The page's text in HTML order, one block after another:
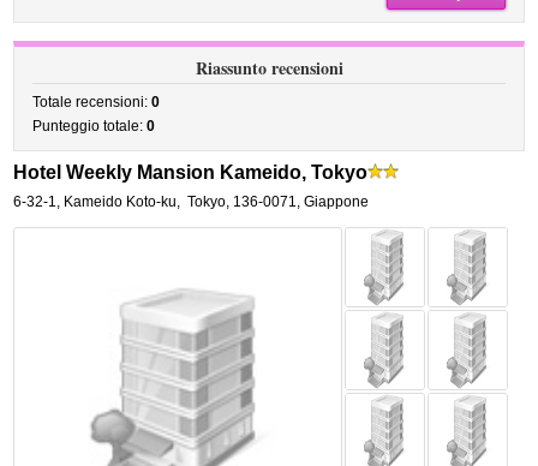
Riassunto recensioni
Totale recensioni:0
Punteggio totale:0
Hotel Weekly Mansion Kameido, Tokyo
6-32-1, Kameido Koto-ku, Tokyo, 136-0071, Giappone